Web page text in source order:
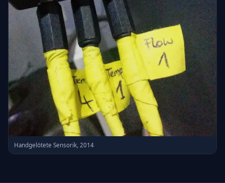
Handgelötete Sensorik, 2014